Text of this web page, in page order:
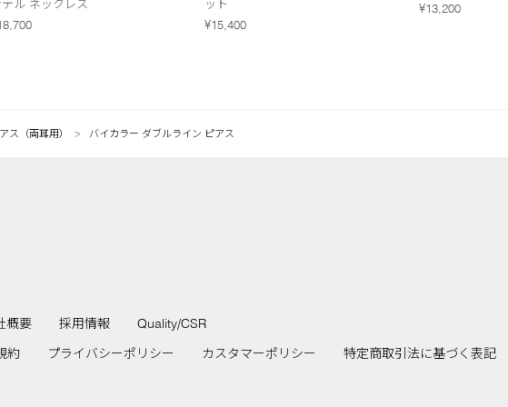
テル ネックレス
ット
¥15,400
¥13,200
ス（両耳用） バイカラー ダブルライン ピアス
概要 採用情報
Quality/CSR
約 プライバシーポリシー カスタマーポリシー 特定商取引法に基づく表記